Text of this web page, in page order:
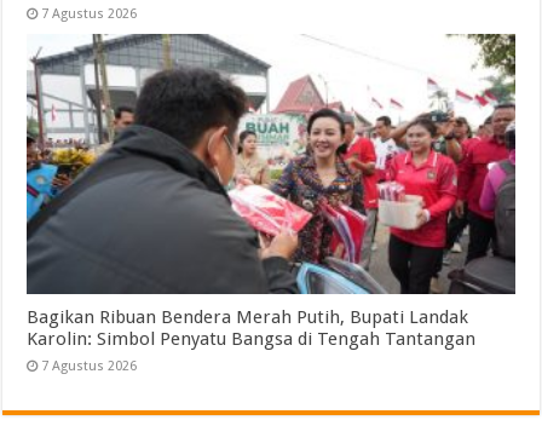
7 Agustus 2026
Bagikan Ribuan Bendera Merah Putih, Bupati Landak
Karolin: Simbol Penyatu Bangsa di Tengah Tantangan
7 Agustus 2026